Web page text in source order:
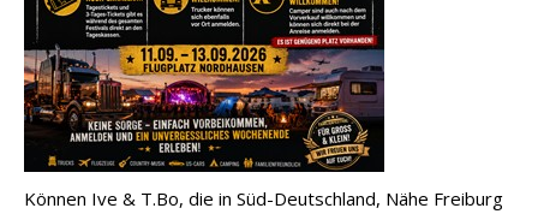
Können Ive & T.Bo, die in Süd-Deutschland, Nähe Freiburg